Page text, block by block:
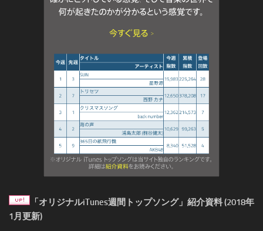
「オリジナルiTunes週間トップソング」紹介資料 (2018年
1月更新)